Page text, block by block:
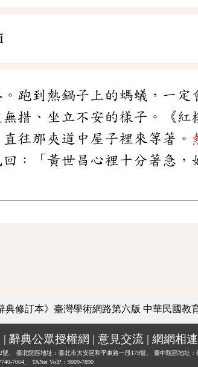
。跑到熱鍋子上的螞蟻，一
措、坐立不安的樣子。《
往那夾道中屋子裡來等著。
回：「黃世昌心裡十分著急，
典修訂本》臺灣學術網路第六版 中華民國教
| 辭典公眾授權網 | 意見交流 | 網網相連
、 臺北院區地址：臺北市大安區和平東路一段179號、
臺中院區地址：
7064、 TANet VoIP：9009-7890